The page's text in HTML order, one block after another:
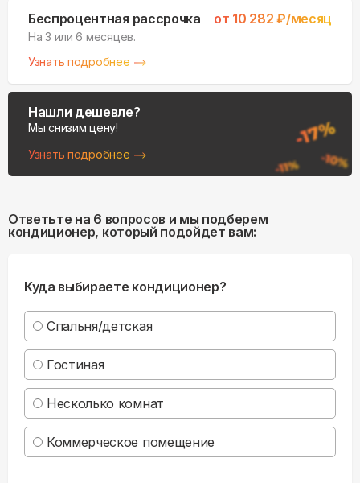
Беспроцентная рассрочка от 10 282 ₽/месяц
На 3 или 6 месяцев.
Узнать подробнее
Нашли дешевле?
Мы снизим цену!
Узнать подробнее
Ответьте на 6 вопросов и мы подберем
кондиционер, который подойдет вам:
Куда выбираете кондиционер?
Спальня/детская
Гостиная
Несколько комнат
Коммерческое помещение